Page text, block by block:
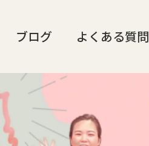
ブログ よくある質問